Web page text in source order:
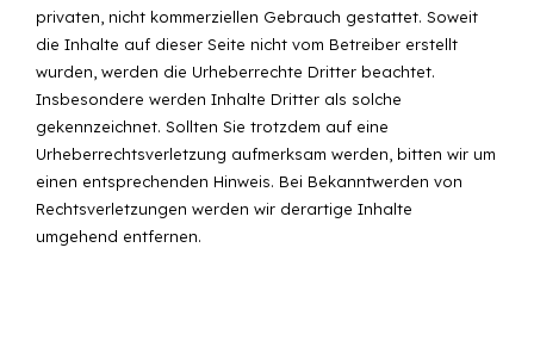
privaten, nicht kommerziellen Gebrauch gestattet. Soweit
die Inhalte auf dieser Seite nicht vom Betreiber erstellt
wurden, werden die Urheberrechte Dritter beachtet.
Insbesondere werden Inhalte Dritter als solche
gekennzeichnet. Sollten Sie trotzdem auf eine
Urheberrechtsverletzung aufmerksam werden, bitten wir um
einen entsprechenden Hinweis. Bei Bekanntwerden von
Rechtsverletzungen werden wir derartige Inhalte
umgehend entfernen.